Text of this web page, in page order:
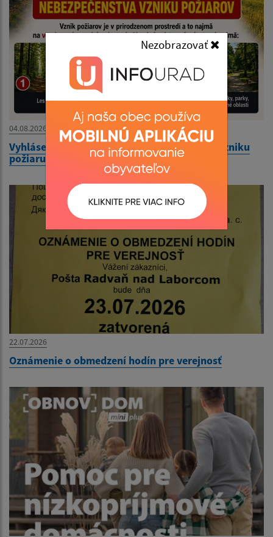
Nezobrazovať
04.08.2026
Vyhlásenie času zvýšeného nebezpečenstva vzniku
požiaru
22.07.2026
Oznámenie o obmedzení hodín pre verejnosť